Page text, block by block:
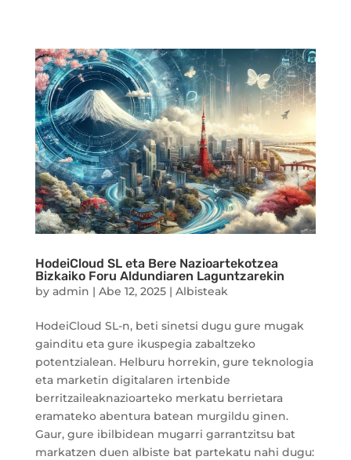
HodeiCloud SL eta Bere Nazioartekotzea
Bizkaiko Foru Aldundiaren Laguntzarekin
by admin | Abe 12, 2025| Albisteak
HodeiCloud SL-n, beti sinetsi dugu gure mugak
gainditu eta gure ikuspegia zabaltzeko
potentzialean. Helburu horrekin, gure teknologia
eta marketin digitalaren irtenbide
berritzaileaknazioarteko merkatu berrietara
eramateko abentura batean murgildu ginen.
Gaur, gure ibilbidean mugarri garrantzitsu bat
markatzen duen albiste bat partekatu nahi dugu: